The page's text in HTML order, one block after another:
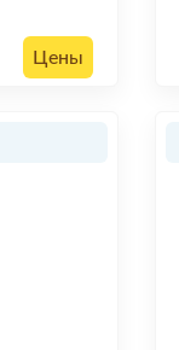
Цены